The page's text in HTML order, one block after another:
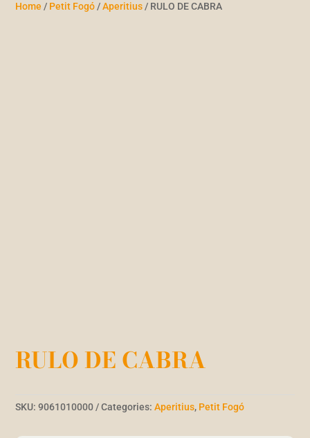
Home / Petit Fogó/Aperitius/ RULO DE CABRA
RULO DE CABRA
SKU:9061010000 Categories:Aperitius, Petit Fogó